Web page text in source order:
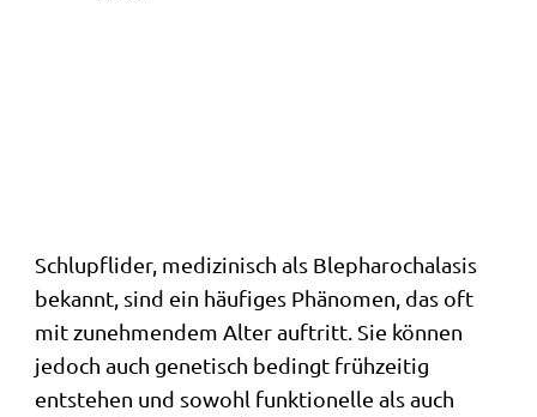
Schlupflider, medizinisch als Blepharochalasis
bekannt, sind ein häufiges Phänomen, das oft
mit zunehmendem Alter auftritt. Sie können
jedoch auch genetisch bedingt frühzeitig
entstehen und sowohl funktionelle als auch